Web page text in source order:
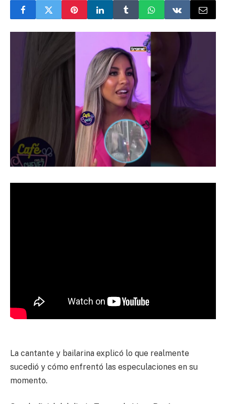
La cantante y bailarina explicó lo que realmente
sucedió y cómo enfrentó las especulaciones en su
momento.